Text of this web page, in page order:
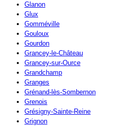
Glanon
Glux
Gomméville
Gouloux
Gourdon
Grancey-le-Château
Grancey-sur-Ource
Grandchamp
Granges
Grénand-lès-Sombernon
Grenois
Grésigny-Sainte-Reine
Grignon